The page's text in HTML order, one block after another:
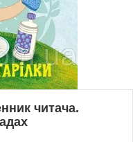
читача.